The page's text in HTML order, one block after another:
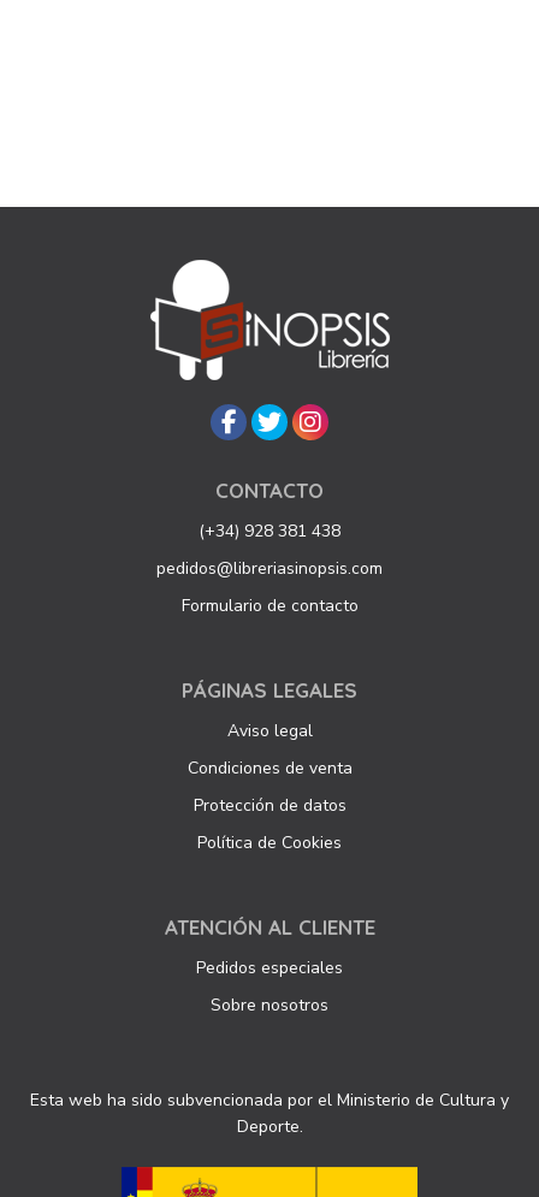
CONTACTO
(+34) 928 381 438
pedidos@libreriasinopsis.com
Formulario de contacto
PÁGINAS LEGALES
Aviso legal
Condiciones de venta
Protección de datos
Política de Cookies
ATENCIÓN AL CLIENTE
Pedidos especiales
Sobre nosotros
Esta web ha sido subvencionada por el Ministerio de Cultura y
Deporte.